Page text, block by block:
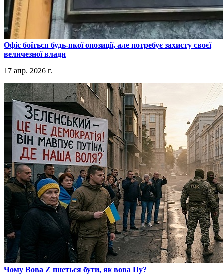
​Офіс боїться будь-якої опозиції, але потребує захисту своєї
величезної влади
17 апр. 2026 г.
​Чому Вова Z пнеться бути, як вова Пу?